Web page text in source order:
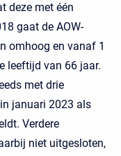
deze met één
gaat de AOW-
omhoog en vanaf 1
leeftijd van 66 jaar.
met drie
januari 2023 als
Verdere
niet uitgesloten,